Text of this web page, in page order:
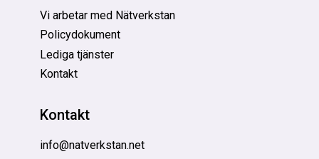
Vi arbetar med Nätverkstan
Policydokument
Lediga tjänster
Kontakt
Kontakt
info@natverkstan.net